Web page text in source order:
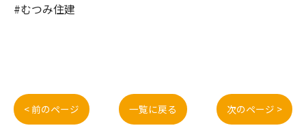
#むつみ住建
< 前のページ 一覧に戻る 次のページ >